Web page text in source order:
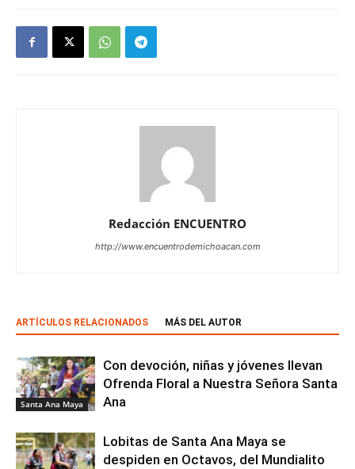
Redacción ENCUENTRO
http://www.encuentrodemichoacan.com
ARTÍCULOS RELACIONADOS MÁS DEL AUTOR
Santa Ana Maya
Con devoción, niñas y jóvenes llevan
Ofrenda Floral a Nuestra Señora Santa
Ana
Lobitas de Santa Ana Maya se
despiden en Octavos, del Mundialito